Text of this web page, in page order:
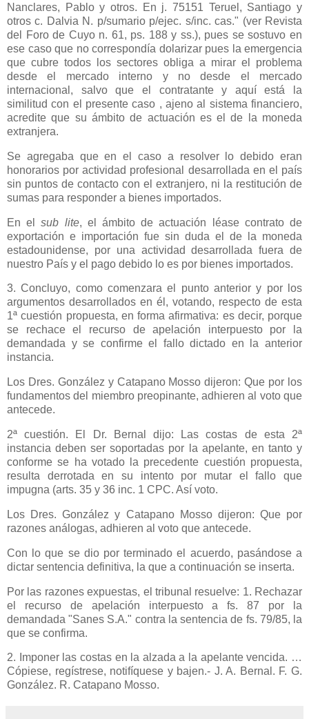
Nanclares, Pablo y otros. En j. 75151 Teruel, Santiago y
otros c. Dalvia N. p/sumario p/ejec. s/inc. cas." (ver Revista
del Foro de Cuyo n. 61, ps. 188 y ss.), pues se sostuvo en
ese caso que no correspondía dolarizar pues la emergencia
que cubre todos los sectores obliga a mirar el problema
desde el mercado interno y no desde el mercado
internacional, salvo que el contratante y aquí está la
similitud con el presente caso , ajeno al sistema financiero,
acredite que su ámbito de actuación es el de la moneda
extranjera.
Se agregaba que en el caso a resolver lo debido eran
honorarios por actividad profesional desarrollada en el país
sin puntos de contacto con el extranjero, ni la restitución de
sumas para responder a bienes importados.
En elsub lite, el ámbito de actuación léase contrato de
exportación e importación fue sin duda el de la moneda
estadounidense, por una actividad desarrollada fuera de
nuestro País y el pago debido lo es por bienes importados.
3. Concluyo, como comenzara el punto anterior y por los
argumentos desarrollados en él, votando, respecto de esta
1ª cuestión propuesta, en forma afirmativa: es decir, porque
se rechace el recurso de apelación interpuesto por la
demandada y se confirme el fallo dictado en la anterior
instancia.
Los Dres. González y Catapano Mosso dijeron: Que por los
fundamentos del miembro preopinante, adhieren al voto que
antecede.
2ª cuestión. El Dr. Bernal dijo: Las costas de esta 2ª
instancia deben ser soportadas por la apelante, en tanto y
conforme se ha votado la precedente cuestión propuesta,
resulta derrotada en su intento por mutar el fallo que
impugna (arts. 35 y 36 inc. 1 CPC. Así voto.
Los Dres. González y Catapano Mosso dijeron: Que por
razones análogas, adhieren al voto que antecede.
Con lo que se dio por terminado el acuerdo, pasándose a
dictar sentencia definitiva, la que a continuación se inserta.
Por las razones expuestas, el tribunal resuelve: 1. Rechazar
el recurso de apelación interpuesto a fs. 87 por la
demandada "Sanes S.A." contra la sentencia de fs. 79/85, la
que se confirma.
2. Imponer las costas en la alzada a la apelante vencida. …
Cópiese, regístrese, notifíquese y bajen.- J. A. Bernal. F. G.
González. R. Catapano Mosso.